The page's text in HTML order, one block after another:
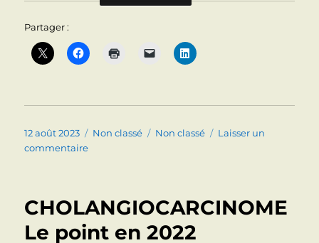
Partager :
Publié
le
12 août 2023 Catégories
Non classé Étiquettes
Non classé
Laisser un
commentairesur
coeur
CHOLANGIOCARCINOME
Le point en 2022